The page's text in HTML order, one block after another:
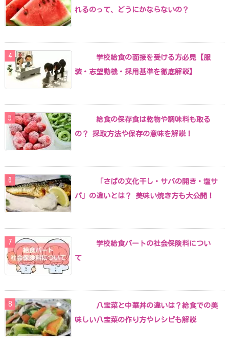
れるのって、どうにかならないの？
学校給食の面接を受ける方必見【服
装・志望動機・採用基準を徹底解説】
給食の保存食は乾物や調味料も取る
の？ 採取方法や保存の意味を解説！
「さばの文化干し・サバの開き・塩サ
バ」の違いとは？ 美味い焼き方も大公開！
学校給食パートの社会保険料につい
て
八宝菜と中華丼の違いは？給食での美
味しい八宝菜の作り方やレシピも解説